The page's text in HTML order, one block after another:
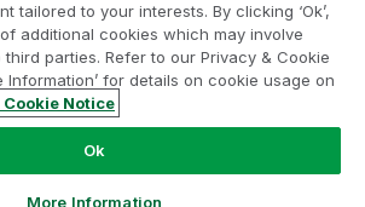
Analytics
kompromissa med dina värdefulla
tailored to your interests. By clicking ‘Ok’,
additional cookies which may involve
parties. Refer to our Privacy & Cookie
Information’ for details on cookie usage on
Notice
Ok
More Information